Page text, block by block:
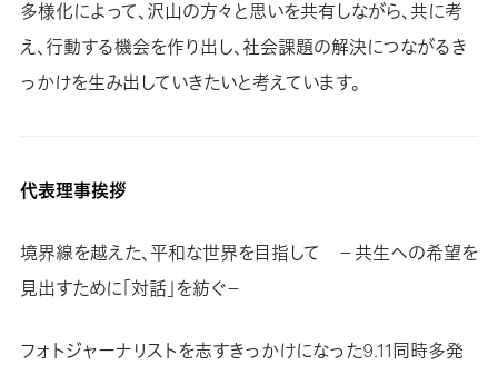
多様化によって、沢山の方々と思いを共有しながら、共に考
え、行動する機会を作り出し、社会課題の解決につながるき
っかけを生み出していきたいと考えています。
代表理事挨拶
境界線を越えた、平和な世界を目指して －共生への希望を
見出すために「対話」を紡ぐ－
フォトジャーナリストを志すきっかけになった9.11同時多発